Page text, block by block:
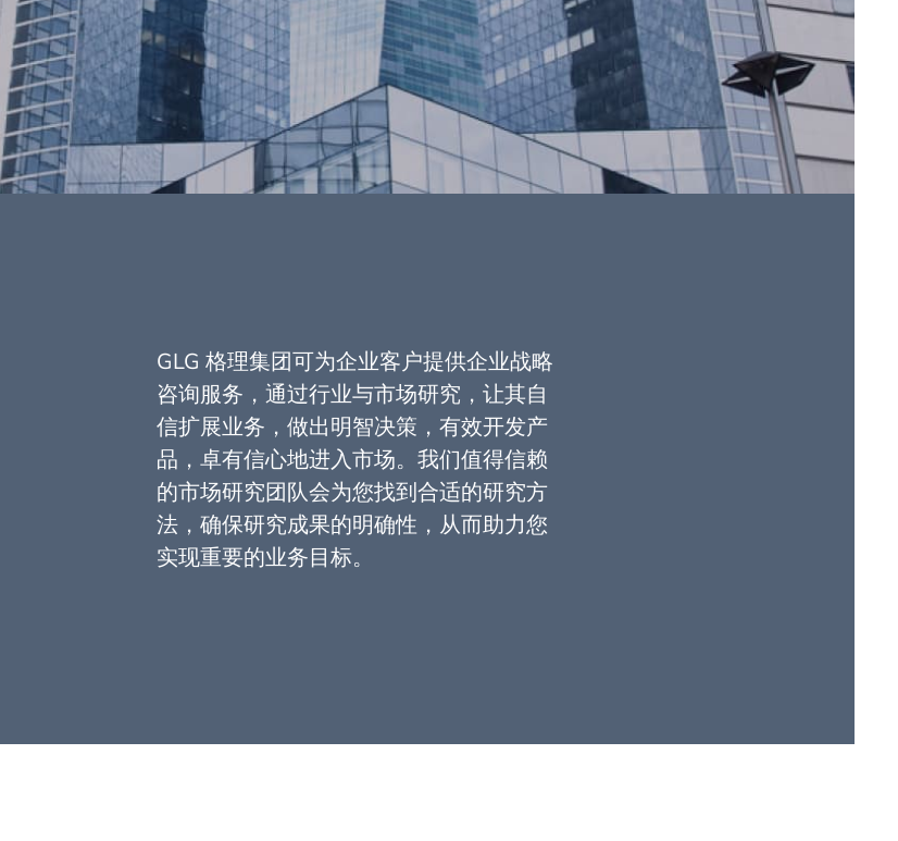
GLG 格理集团可为企业客户提供企业战略
咨询服务，通过行业与市场研究，让其自
信扩展业务，做出明智决策，有效开发产
品，卓有信心地进入市场。我们值得信赖
的市场研究团队会为您找到合适的研究方
法，确保研究成果的明确性，从而助力您
实现重要的业务目标。